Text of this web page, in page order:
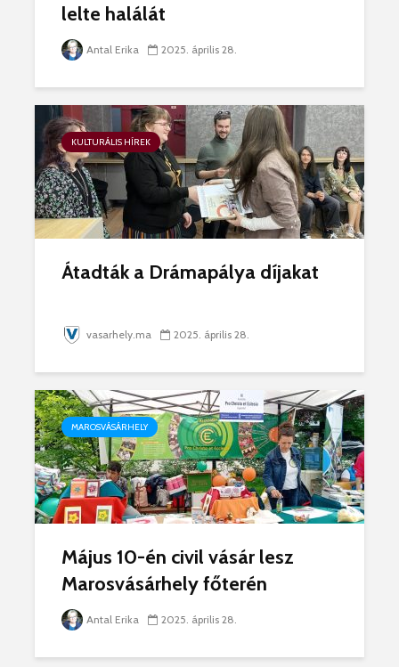
lelte halálát
Antal Erika 2025. április 28.
KULTURÁLIS HÍREK
Átadták a Drámapálya díjakat
vasarhely.ma 2025. április 28.
MAROSVÁSÁRHELY
Május 10-én civil vásár lesz
Marosvásárhely főterén
Antal Erika 2025. április 28.